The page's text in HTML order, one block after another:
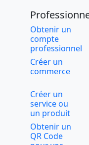
Obtenir un
compte
professionnel
Créer un
commerce
Créer un
service ou
un produit
Obtenir un
QR Code